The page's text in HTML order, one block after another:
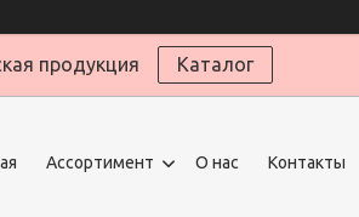
продукция Каталог
Ассортимент О нас Контакты